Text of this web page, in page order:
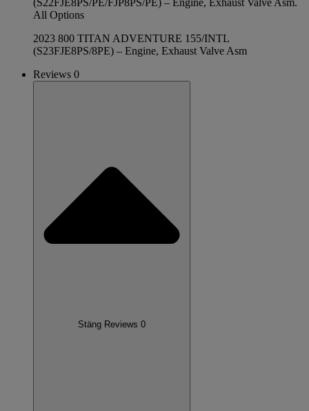
All Options
2023 800 TITAN ADVENTURE 155/INTL
(S23FJE8PS/8PE) – Engine, Exhaust Valve Asm
Reviews 0
Stäng Reviews 0